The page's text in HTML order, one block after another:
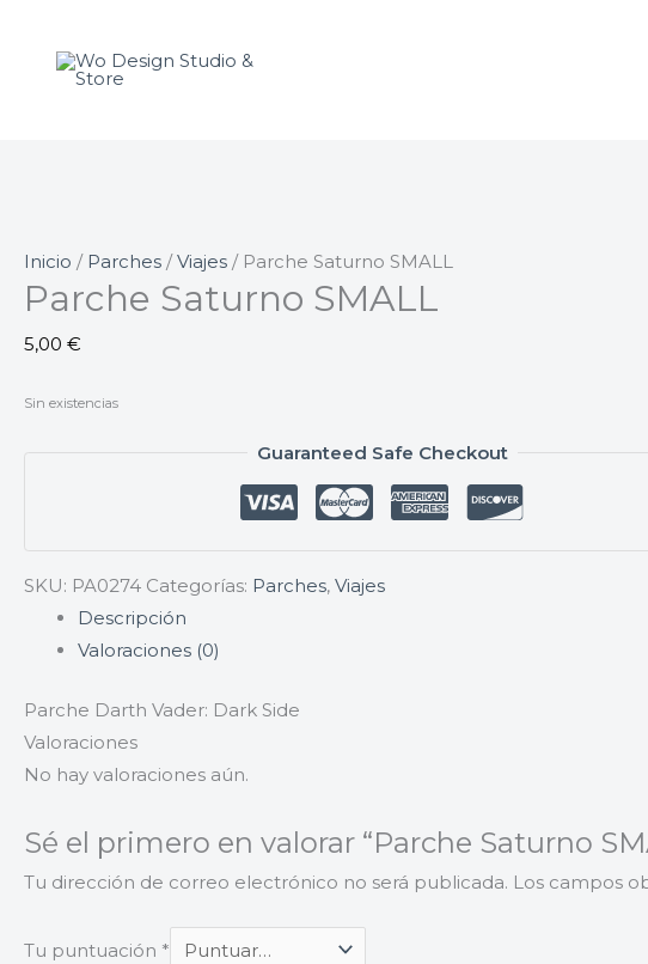
contenido
Inicio / Parches /Viajes / Parche Saturno SMALL
Parche Saturno SMALL
5,00 €
Sin existencias
Guaranteed Safe Checkout
SKU: PA0274 Categorías: Parches, Viajes
Descripción
Valoraciones (0)
Parche Darth Vader: Dark Side
Valoraciones
No hay valoraciones aún.
Sé el primero en valorar “Parche Saturno
Tu dirección de correo electrónico no será publicada. Los campos
Tu puntuación *